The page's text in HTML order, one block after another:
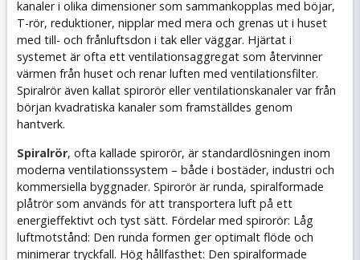
kanaler i olika dimensioner som sammankopplas med böjar,
T-rör, reduktioner, nipplar med mera och grenas ut i huset
med till- och frånluftsdon i tak eller väggar. Hjärtat i
systemet är ofta ett ventilationsaggregat som återvinner
värmen från huset och renar luften med ventilationsfilter.
Spiralrör även kallat spirorör eller ventilationskanaler var från
början kvadratiska kanaler som framställdes genom
hantverk.
Spiralrör, ofta kallade spirorör, är standardlösningen inom
moderna ventilationssystem – både i bostäder, industri och
kommersiella byggnader. Spirorör är runda, spiralformade
plåtrör som används för att transportera luft på ett
energieffektivt och tyst sätt. Fördelar med spirorör: Låg
luftmotstånd: Den runda formen ger optimalt flöde och
minimerar tryckfall. Hög hållfasthet: Den spiralformade